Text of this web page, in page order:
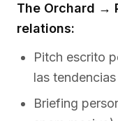
The Orchard →
relations:
Pitch escrito
las
Briefing